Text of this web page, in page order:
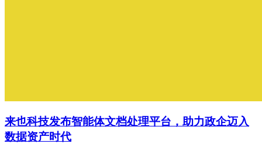
来也科技发布智能体文档处理平台，助力政企迈入
数据资产时代